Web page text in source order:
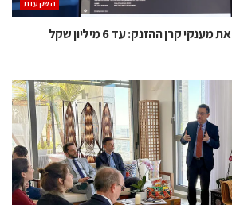
השקעות
רשות החדשנות מגדילה את מענקי קרן ההזנק: עד 6 מיליון שקל